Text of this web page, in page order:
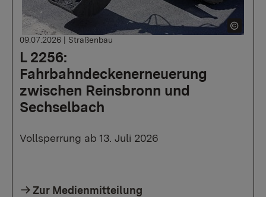
L 2256:
Fahrbahndeckenerneuerung
zwischen Reinsbronn und
Sechselbach
09.07.2026 | Straßenbau
Vollsperrung ab 13. Juli 2026
Zur Medienmitteilung